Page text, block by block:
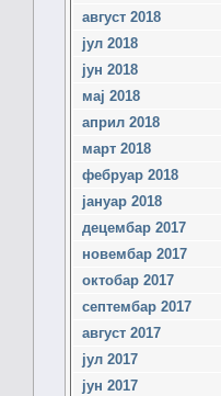
август 2018
јул 2018
јун 2018
мај 2018
април 2018
март 2018
фебруар 2018
јануар 2018
децембар 2017
новембар 2017
октобар 2017
септембар 2017
август 2017
јул 2017
јун 2017